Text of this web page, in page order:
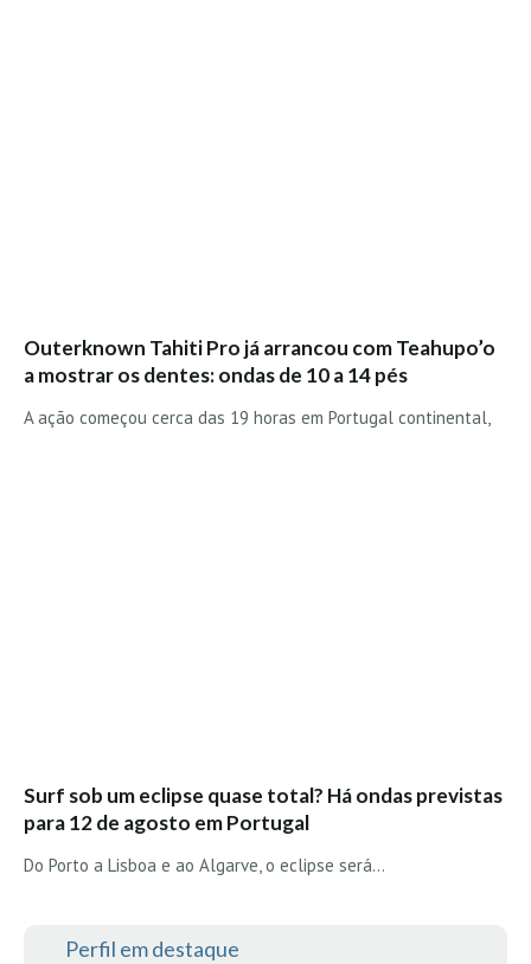
Outerknown Tahiti Pro já arrancou com Teahupo’o
a mostrar os dentes: ondas de 10 a 14 pés
A ação começou cerca das 19 horas em Portugal continental,
Surf sob um eclipse quase total? Há ondas previstas
para 12 de agosto em Portugal
Do Porto a Lisboa e ao Algarve, o eclipse será…
Perfil em destaque